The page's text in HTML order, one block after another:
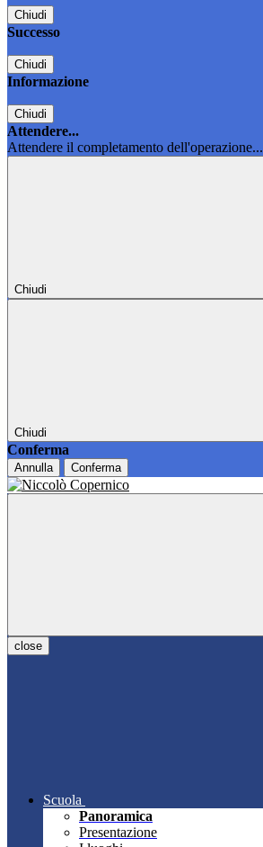
Chiudi
Successo
Chiudi
Informazione
Chiudi
Attendere...
Attendere il completamento dell'operazione...
Chiudi
Chiudi
Conferma
Annulla Conferma
close
Scuola
Panoramica
Presentazione